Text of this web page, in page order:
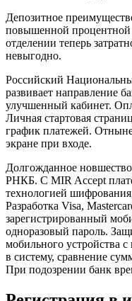
Депозитное
повышенной процентной
отделении теперь
невыгодно.
Российский
развивает направление
улучшенный кабинет.
Личная стартовая
график платежей.
экране при входе.
Долгожданное
РНКБ. С MIR Accept
технологией
Разработка Visa,
зарегистрированный
одноразовый пароль.
мобильного устройства
в систему, сравнение
При подозрении банк